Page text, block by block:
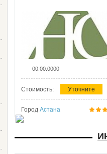
00.00.0000
Стоимость: Уточните
Город Астана